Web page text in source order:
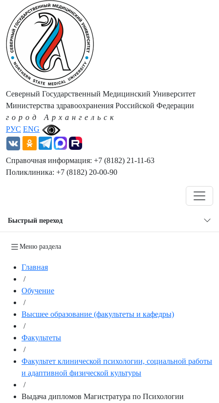
РУС ENG
Северный Государственный Медицинский Университет
Министерства здравоохранения Российской Федерации
город Архангельск
Справочная информация: +7 (8182) 21-11-63
Поликлиника: +7 (8182) 20-00-90
Быстрый переход
Меню раздела
Главная
/
Обучение
/
Высшее образование (факультеты и кафедры)
/
Факультеты
/
Факультет клинической психологии, социальной работы
и адаптивной физической культуры
/
Выдача дипломов Магистратура по Психологии